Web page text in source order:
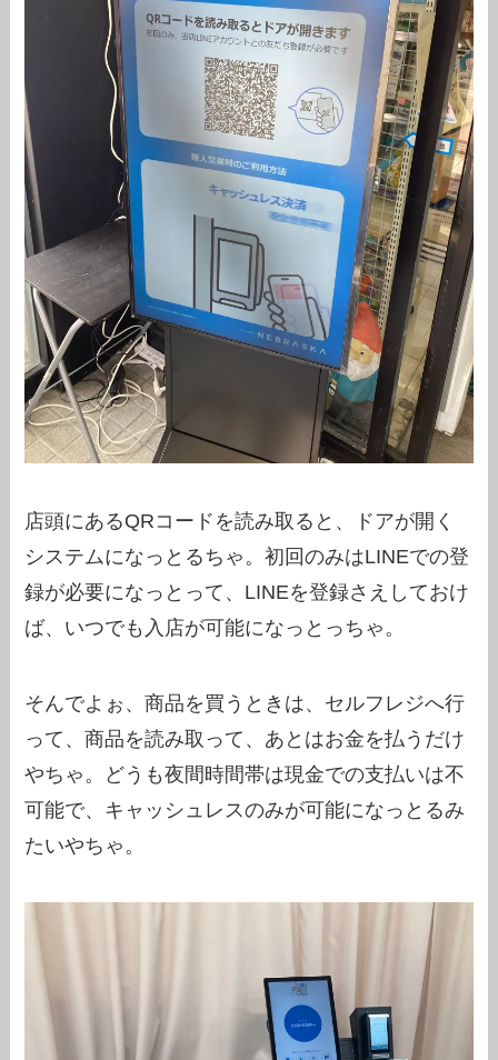
店頭にあるQRコードを読み取ると、ドアが開く
システムになっとるちゃ。初回のみはLINEでの登
録が必要になっとって、LINEを登録さえしておけ
ば、いつでも入店が可能になっとっちゃ。
そんでよぉ、商品を買うときは、セルフレジへ行
って、商品を読み取って、あとはお金を払うだけ
やちゃ。どうも夜間時間帯は現金での支払いは不
可能で、キャッシュレスのみが可能になっとるみ
たいやちゃ。